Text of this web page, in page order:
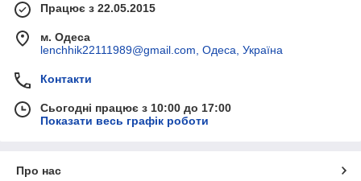
Працює з 22.05.2015
м. Одеса
lenchhik22111989@gmail.com, Одеса, Україна
Контакти
Сьогодні працює з 10:00 до 17:00
Показати весь графік роботи
Про нас